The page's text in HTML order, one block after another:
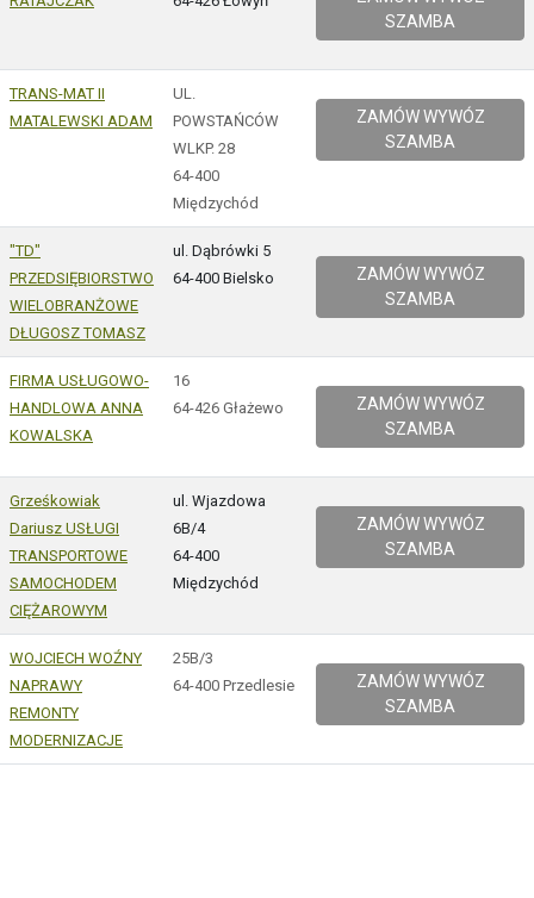
SZAMBA
TRANS-MAT II
MATALEWSKI ADAM
UL.
POWSTAŃCÓW
WLKP. 28
64-400
Międzychód
ZAMÓW WYWÓZ
SZAMBA
"TD"
PRZEDSIĘBIORSTWO
WIELOBRANŻOWE
DŁUGOSZ TOMASZ
ul. Dąbrówki 5
64-400 Bielsko
ZAMÓW WYWÓZ
SZAMBA
FIRMA USŁUGOWO-
HANDLOWA ANNA
KOWALSKA
16
64-426 Głażewo
ZAMÓW WYWÓZ
SZAMBA
Grześkowiak
Dariusz USŁUGI
TRANSPORTOWE
SAMOCHODEM
CIĘŻAROWYM
ul. Wjazdowa
6B/4
64-400
Międzychód
ZAMÓW WYWÓZ
SZAMBA
WOJCIECH WOŹNY
NAPRAWY
REMONTY
MODERNIZACJE
25B/3
64-400 Przedlesie
ZAMÓW WYWÓZ
SZAMBA